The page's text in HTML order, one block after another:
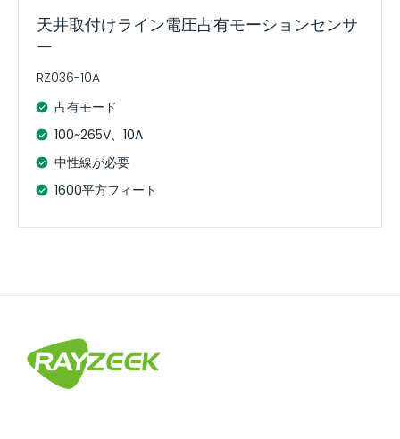
天井取付けライン電圧占有モーションセンサ
ー
RZ036-10A
占有モード
100~265V、10A
中性線が必要
1600平方フィート